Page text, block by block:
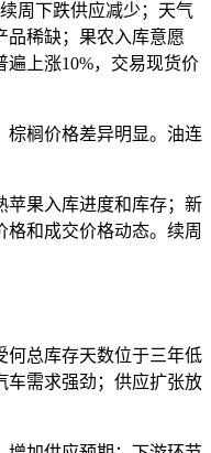
周下跌供应减少；天气
品稀缺；果农入库意愿
上涨10%，交易现货价
棕榈价格差异明显。油连
苹果入库进度和库存；新
和成交价格动态。续周
何总库存天数位于三年低
车需求强劲；供应扩张放